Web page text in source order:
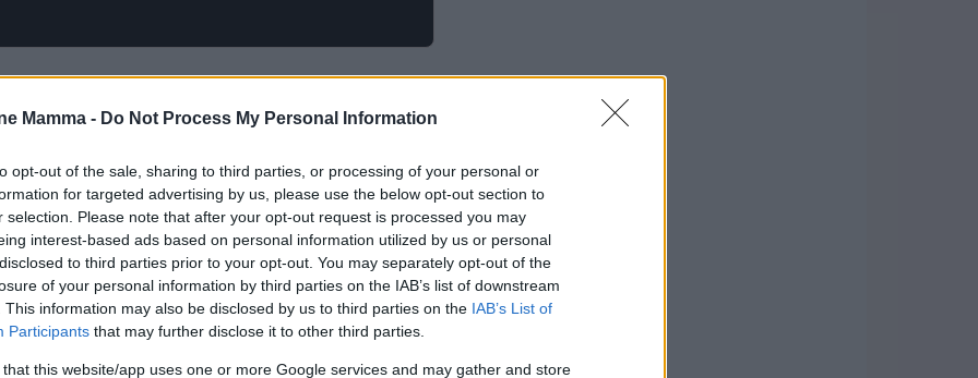
Mamma - Do Not Process My Personal Information
opt-out of the sale, sharing to third parties, or processing of your personal or
for targeted advertising by us, please use the below opt-out section to
selection. Please note that after your opt-out request is processed you may
interest-based ads based on personal information utilized by us or personal
to third parties prior to your opt-out. You may separately opt-out of the
of your personal information by third parties on the IAB’s list of downstream
This information may also be disclosed by us to third parties on the IAB’s List of
Participants that may further disclose it to other third parties.
that this website/app uses one or more Google services and may gather and store
tra lavoro e famiglia, un compito
Questo articolo esplora varie strategie per
derivante da questa sfida quotidiana.